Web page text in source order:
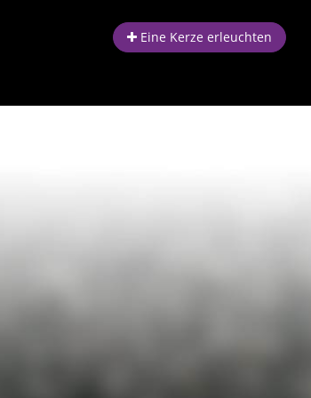
Eine Kerze erleuchten